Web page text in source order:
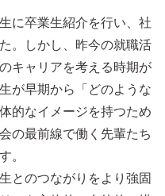
に卒業生紹介を行い、社
。しかし、昨今の就職活
キャリアを考える時期が
が早期から「どのような
的なイメージを持つため
の最前線で働く先輩たち
。
とのつながりをより強固